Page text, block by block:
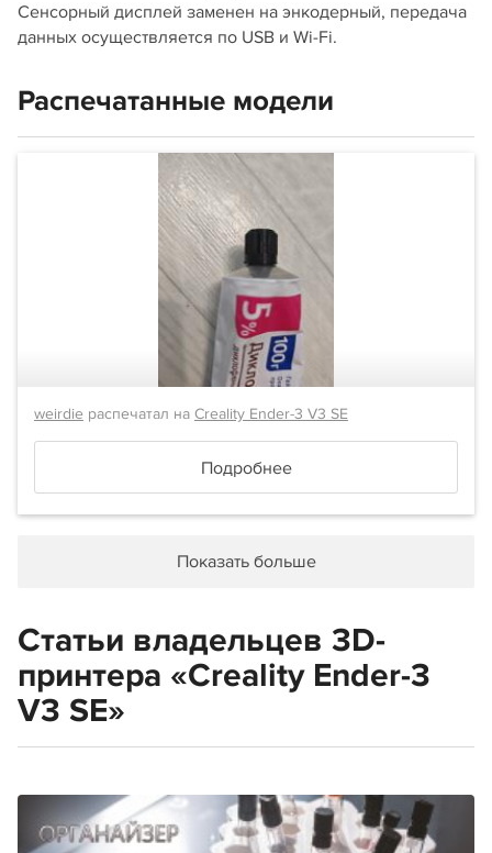
Сенсорный дисплей заменен на энкодерный, передача
данных осуществляется по USB и Wi-Fi.
Распечатанные модели
weirdie распечатал на Creality Ender-3 V3 SE
Подробнее
Показать больше
Статьи владельцев 3D-
принтера «Creality Ender-3
V3 SE»